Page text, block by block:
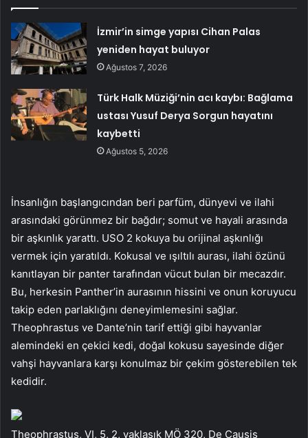
İzmir’in simge yapısı Cihan Palas
yeniden hayat buluyor
Ağustos 7, 2026
Türk Halk Müziği’nin acı kaybı: Bağlama
ustası Yusuf Derya Sorgun hayatını
kaybetti
Ağustos 5, 2026
İnsanlığın başlangıcından beri parfüm, dünyevi ve ilahi
arasındaki görünmez bir bağdır; somut ve hayali arasında
bir aşkınlık yarattı. USO 2 kokuya bu orijinal aşkınlığı
vermek için yaratıldı. Kokusal ve ışıltılı aurası, ilahi özünü
kanıtlayan bir panter tarafından vücut bulan bir mecazdır.
Bu, herkesin Panther’in aurasının hissini ve onun koruyucu
takip eden parlaklığını deneyimlemesini sağlar.
Theophrastus ve Dante’nin tarif ettiği gibi hayvanlar
alemindeki en çekici kedi, doğal kokusu sayesinde diğer
vahşi hayvanlara karşı konulmaz bir çekim gösterebilen tek
kedidir.
Theophrastus, VI, 5, 2, yaklaşık MÖ 320, De Causis